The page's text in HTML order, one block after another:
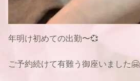
年明け初めての出勤〜💞
ご予約続けて有難う御座いました🤗